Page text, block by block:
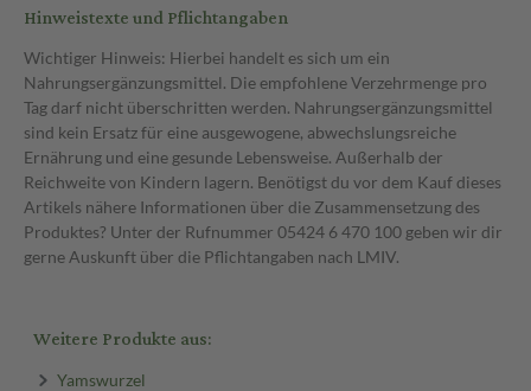
Hinweistexte und Pflichtangaben
Wichtiger Hinweis: Hierbei handelt es sich um ein
Nahrungsergänzungsmittel. Die empfohlene Verzehrmenge pro
Tag darf nicht überschritten werden. Nahrungsergänzungsmittel
sind kein Ersatz für eine ausgewogene, abwechslungsreiche
Ernährung und eine gesunde Lebensweise. Außerhalb der
Reichweite von Kindern lagern. Benötigst du vor dem Kauf dieses
Artikels nähere Informationen über die Zusammensetzung des
Produktes? Unter der Rufnummer 05424 6 470 100 geben wir dir
gerne Auskunft über die Pflichtangaben nach LMIV.
Weitere Produkte aus:
Yamswurzel